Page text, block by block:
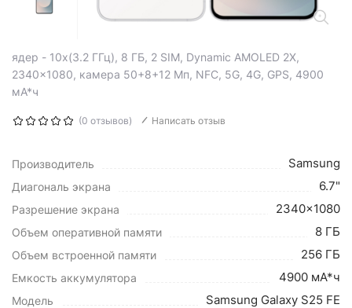
ядер - 10x(3.2 ГГц), 8 ГБ, 2 SIM, Dynamic AMOLED 2X,
2340x1080, камера 50+8+12 Мп, NFC, 5G, 4G, GPS, 4900
мА*ч
(0 отзывов) Написать отзыв
Производитель Samsung
Диагональ экрана 6.7"
Разрешение экрана 2340x1080
Объем оперативной памяти 8 ГБ
Объем встроенной памяти 256 ГБ
Емкость аккумулятора 4900 мА*ч
Модель Samsung Galaxy S25 FE